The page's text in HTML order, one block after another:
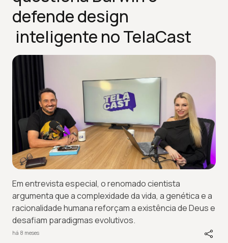
defende design
inteligente no TelaCast
Em entrevista especial, o renomado cientista
argumenta que a complexidade da vida, a genética e a
racionalidade humana reforçam a existência de Deus e
desafiam paradigmas evolutivos.
há 8 meses